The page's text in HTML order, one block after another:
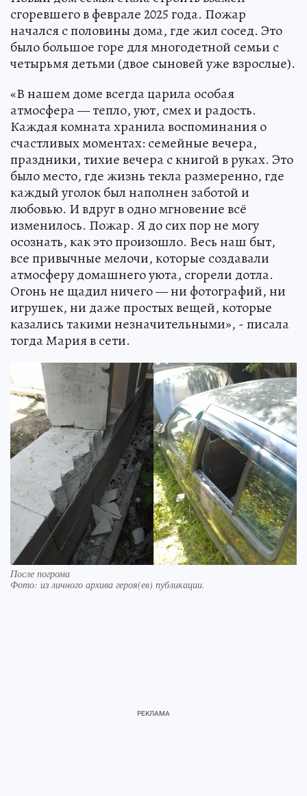
сгоревшего в феврале 2025 года. Пожар
начался с половины дома, где жил сосед. Это
было большое горе для многодетной семьи с
четырьмя детьми (двое сыновей уже взрослые).
«В нашем доме всегда царила особая
атмосфера — тепло, уют, смех и радость.
Каждая комната хранила воспоминания о
счастливых моментах: семейные вечера,
праздники, тихие вечера с книгой в руках. Это
было место, где жизнь текла размеренно, где
каждый уголок был наполнен заботой и
любовью. И вдруг в одно мгновение всё
изменилось. Пожар. Я до сих пор не могу
осознать, как это произошло. Весь наш быт,
все привычные мелочи, которые создавали
атмосферу домашнего уюта, сгорели дотла.
Огонь не щадил ничего — ни фотографий, ни
игрушек, ни даже простых вещей, которые
казались такими незначительными», - писала
тогда Мария в сети.
После погрома
Фото: из личного архива героя(ев) публикации.